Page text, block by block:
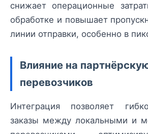
снижает операционные
обработке и повышает
линии отправки, особенно в
Влияние на
перевозчиков
Интеграция позволяет
заказы между локальными и